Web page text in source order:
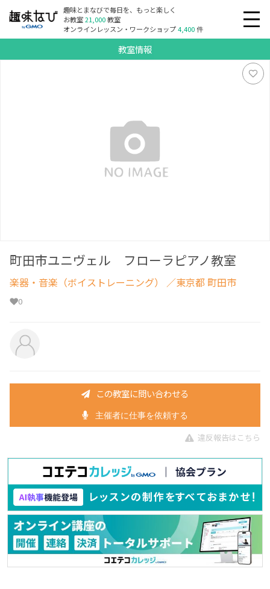
趣味とまなびで毎日を、もっと楽しく
お教室21,000教室
オンラインレッスン・ワークショップ4,400件
教室情報
町田市ユニヴェル フローラピアノ教室
楽器・音楽（ボイストレーニング） ／東京都 町田市
0
この教室に問い合わせる
主催者に仕事を依頼する
違反報告はこちら